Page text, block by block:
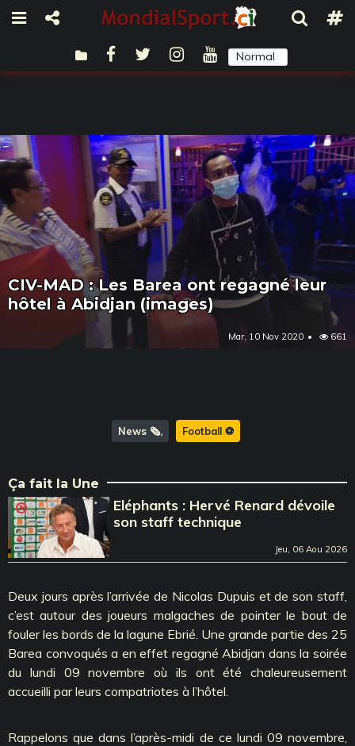
Normal
CIV-MAD : Les Barea ont regagné leur
hôtel à Abidjan (images)
Mar, 10 Nov 2020 661
News 🗞️ Football ⚽️
Ça fait la Une
Eléphants : Hervé Renard dévoile
son staff technique
Jeu, 06 Aou 2026
Deux jours après l’arrivée de Nicolas Dupuis et de son staff,
c’est autour des joueurs malgaches de pointer le bout de
fouler les bords de la lagune Ebrié. Une grande partie des 25
Barea convoqués a en effet regagné Abidjan dans la soirée
du lundi 09 novembre où ils ont été chaleureusement
accueilli par leurs compatriotes à l’hôtel.
Rappelons que dans l’après-midi de ce lundi 09 novembre,